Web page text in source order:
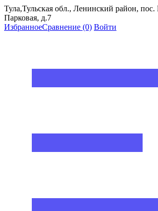
Тула,Тульская обл., Ленинский район, пос.
Парковая, д.7
ИзбранноеСравнение (0) Войти